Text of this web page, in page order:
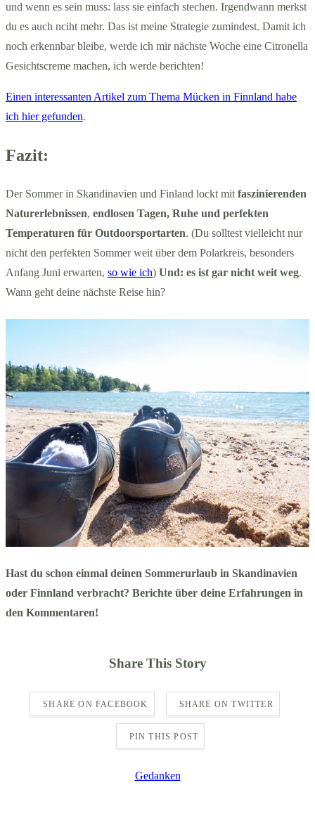
und wenn es sein muss: lass sie einfach stechen. Irgendwann merkst
du es auch nciht mehr. Das ist meine Strategie zumindest. Damit ich
noch erkennbar bleibe, werde ich mir nächste Woche eine Citronella
Gesichtscreme machen, ich werde berichten!
Einen interessanten Artikel zum Thema Mücken in Finnland habe
ich hier gefunden.
Fazit:
Der Sommer in Skandinavien und Finland lockt mit faszinierenden
Naturerlebnissen, endlosen Tagen, Ruhe und perfekten
Temperaturen für Outdoorsportarten. (Du solltest vielleicht nur
nicht den perfekten Sommer weit über dem Polarkreis, besonders
Anfang Juni erwarten, so wie ich) Und: es ist gar nicht weit weg.
Wann geht deine nächste Reise hin?
Hast du schon einmal deinen Sommerurlaub in Skandinavien
oder Finnland verbracht? Berichte über deine Erfahrungen in
den Kommentaren!
Share This Story
SHARE ON FACEBOOK SHARE ON TWITTER
PIN THIS POST
Gedanken